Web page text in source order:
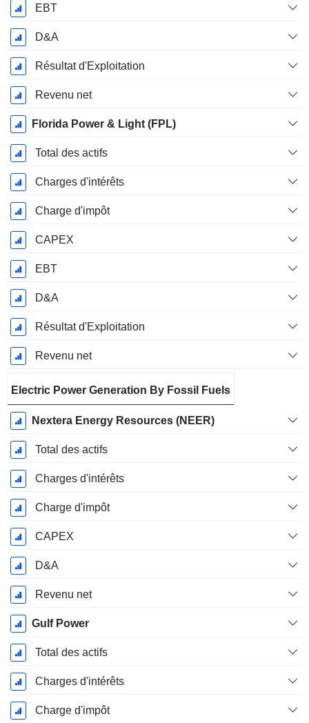
EBT
D&A
Résultat d'Exploitation
Revenu net
Florida Power & Light (FPL)
Total des actifs
Charges d'intérêts
Charge d'impôt
CAPEX
EBT
D&A
Résultat d'Exploitation
Revenu net
Electric Power Generation By Fossil Fuels
Nextera Energy Resources (NEER)
Total des actifs
Charges d'intérêts
Charge d'impôt
CAPEX
D&A
Revenu net
Gulf Power
Total des actifs
Charges d'intérêts
Charge d'impôt